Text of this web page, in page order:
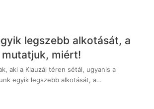
legszebb alkotását, a
miért!
aki a Klauzál téren sétál, ugyanis a
egyik legszebb alkotását, a…